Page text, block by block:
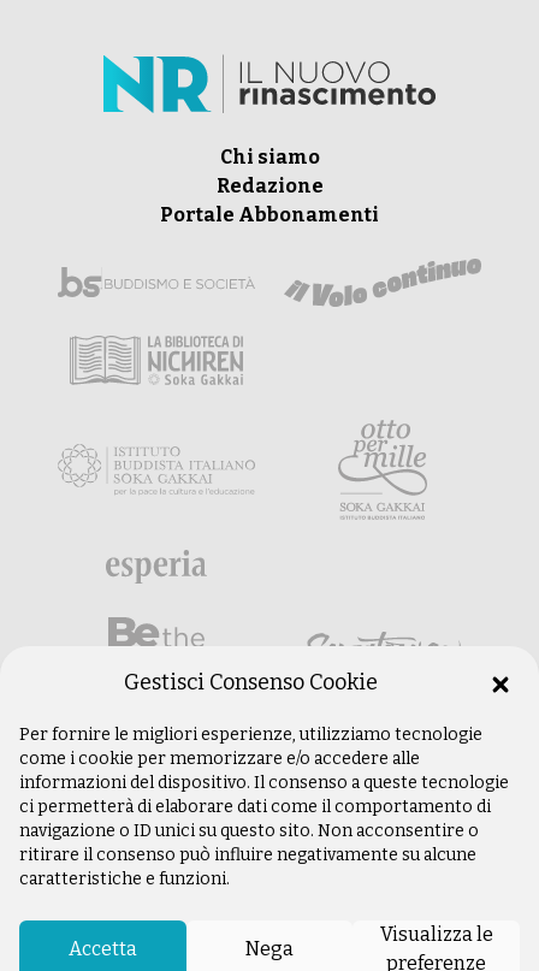
Chi siamo
Redazione
Portale Abbonamenti
©Copyright 2003 –
Italiano Soka Gakkai. Tutti i diritti riservati |
P.IVA: 04935120487 | Sede Legale: Firenze |
Gestisci Consenso Cookie
Per fornire le migliori esperienze, utilizziamo tecnologie
come i cookie per memorizzare e/o accedere alle
informazioni del dispositivo. Il consenso a queste tecnologie
ci permetterà di elaborare dati come il comportamento di
navigazione o ID unici su questo sito. Non acconsentire o
ritirare il consenso può influire negativamente su alcune
caratteristiche e funzioni.
Accetta Nega
Visualizza le
preferenze